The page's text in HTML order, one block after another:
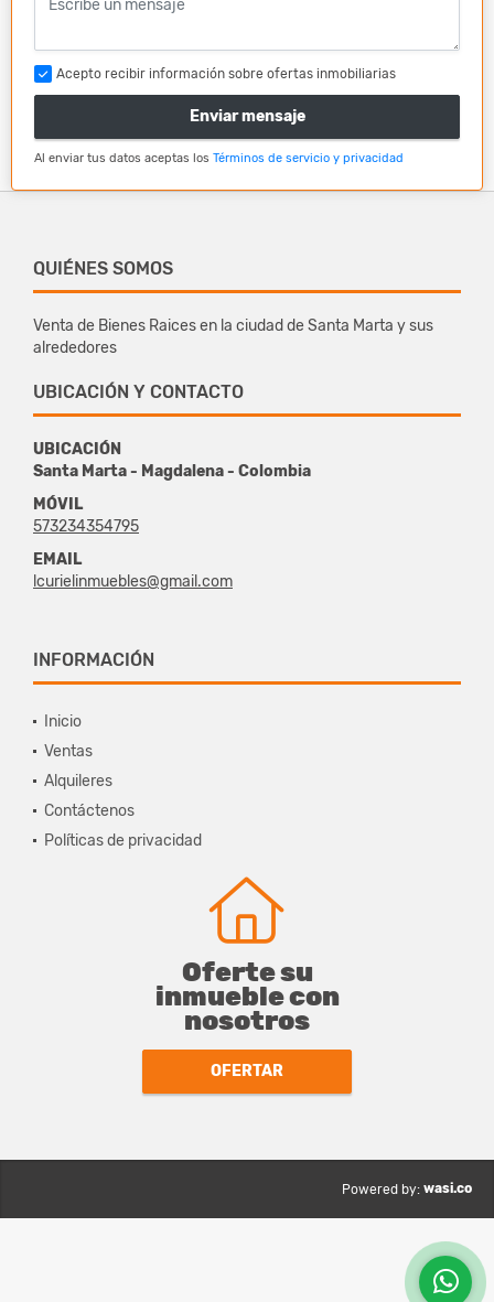
Acepto recibir información sobre ofertas inmobiliarias
Enviar mensaje
Al enviar tus datos aceptas los Términos de servicio y privacidad
QUIÉNES SOMOS
Venta de Bienes Raices en la ciudad de Santa Marta y sus
alrededores
UBICACIÓN Y CONTACTO
UBICACIÓN
Santa Marta - Magdalena - Colombia
MÓVIL
573234354795
EMAIL
lcurielinmuebles@gmail.com
INFORMACIÓN
Inicio
Ventas
Alquileres
Contáctenos
Políticas de privacidad
Oferte su
inmueble con
nosotros
OFERTAR
Powered by: wasi.co